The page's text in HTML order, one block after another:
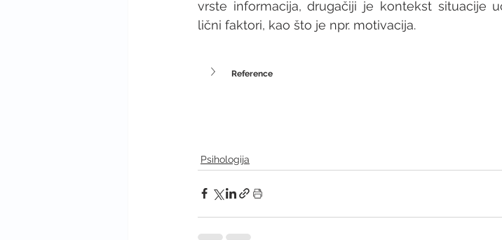
vrste informacija, drugačiji je kontekst situacije
lični faktori, kao što je npr. motivacija.
Reference
Psihologija